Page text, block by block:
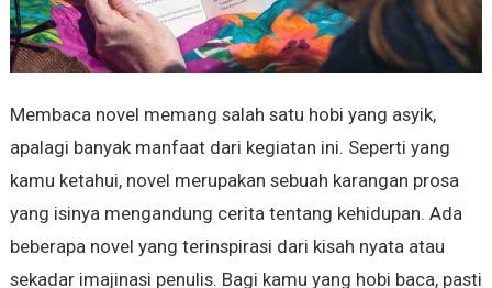
Membaca novel memang salah satu hobi yang asyik,
apalagi banyak manfaat dari kegiatan ini. Seperti yang
kamu ketahui, novel merupakan sebuah karangan prosa
yang isinya mengandung cerita tentang kehidupan. Ada
beberapa novel yang terinspirasi dari kisah nyata atau
sekadar imajinasi penulis. Bagi kamu yang hobi baca, pasti